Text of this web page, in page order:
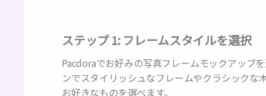
ステップ 1: フレームスタイルを選択
Pacdoraでお好みの写真フレームモックアップ
ンでスタイリッシュなフレームやクラシックな
お好きなものを選べます。